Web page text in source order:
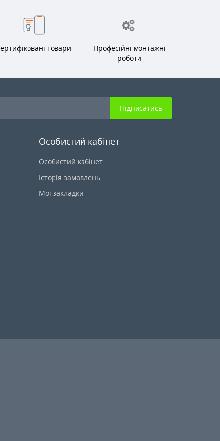
товари
Професійні монтажні
роботи
Підписатись
Особистий кабінет
Особистий кабінет
Історія замовлень
Мої закладки